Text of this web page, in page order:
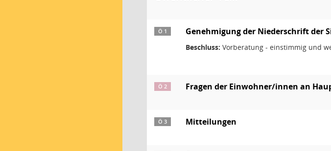
Ö 1 Genehmigung der Niederschrift der
Beschluss: Vorberatung - einstimmig und
Ö 2 Fragen der Einwohner/innen an
Ö 3 Mitteilungen